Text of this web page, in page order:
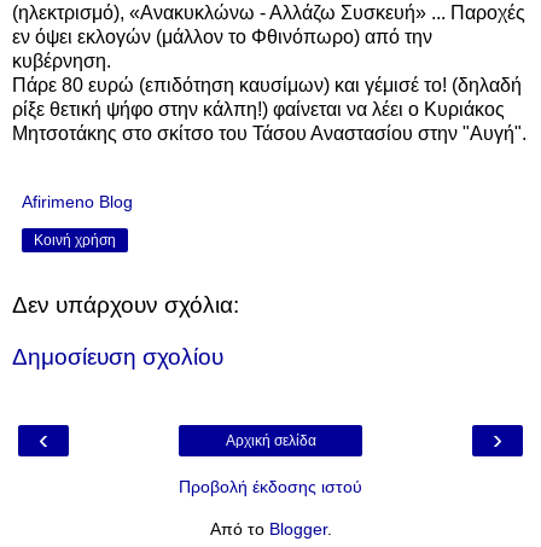
(ηλεκτρισμό), «Ανακυκλώνω - Αλλάζω Συσκευή» ... Παροχές
εν όψει εκλογών (μάλλον το Φθινόπωρο) από την
κυβέρνηση.
Πάρε 80 ευρώ (επιδότηση καυσίμων) και γέμισέ το! (δηλαδή
ρίξε θετική ψήφο στην κάλπη!) φαίνεται να λέει ο Κυριάκος
Μητσοτάκης στο σκίτσο του Τάσου Αναστασίου στην "Αυγή".
Afirimeno Blog
Κοινή χρήση
Δεν υπάρχουν σχόλια:
Δημοσίευση σχολίου
‹ ›
Αρχική σελίδα
Προβολή έκδοσης ιστού
Από το Blogger.